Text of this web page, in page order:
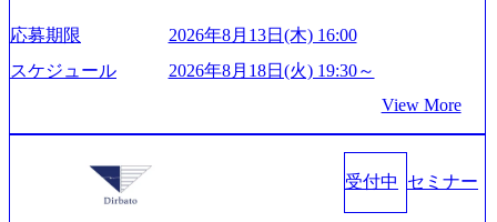
業界で新規事業戦略、成長戦略、PMI推進、業務改革等の幅
広いプロジェクトに従事 - 鈴木健仁氏：新卒でベイカレン
トに入社し最年少ディレクターを経てXspearに参画 - 梶田
案、人事組織テーマに強みを持ち、メディア・エンタメ業
界においてはDX戦略立案、NFT等の新規事業立案を得意と
する。 - 藏満 一馬氏：アクセンチュア出身。金融業界を中
心に、DX戦略策定、新規事業立案、組織変革、規制対応等
の幅広いプロジェクトを主導する。 - 天野 善仁氏：19卒Pw
スタイム制度を実施しており、月単位の決められた労働時
間の範囲内で、出社・退社の時刻を社員の自己裁量に委
ね、ワークライフバランスを図りながら効率的に働くこと
ができる 【休日】 土日祝休みの完全週休2日制 2025年度の
休暇は年間24日（4月1日入社の場合）で、入社日に付与さ
れます。 年次有給休暇の残日数は、翌年度に繰り越すこと
ができます。 慶弔休暇は、事由により取得可能日数は異な
リーなどが含まれており、幅広いニーズに対応 譲渡企業に
対しては完全成功報酬制を採用し、M&A以外の選択肢も尊
重する姿勢を持ち、将来の株価成長を取り込むスキームの
&A業界のリーディングカンパニーであり、領域にこだわら
ず幅広い案件に携わりながら自己成長とキャリアの挑戦が
可能 M&Aセンター出身者3名がメインメンバーであり、経
験豊富なアドバイザーと共に働くことで、M&Aや財務アド
バイザリーなどの専門知識を獲得し、キャリアを発展させ
応募期限
2026年8月13日(木) 16:00
スケジュール
2026年8月18日(火) 19:30～
View More
受付中 セミナー